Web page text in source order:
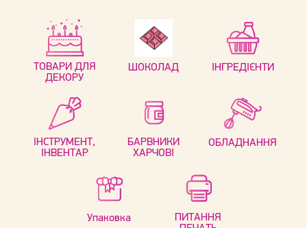
ТОВАРИ ДЛЯ
ДЕКОРУ
ШОКОЛАД ІНГРЕДІЄНТИ
ІНСТРУМЕНТ,
ІНВЕНТАР
БАРВНИКИ
ХАРЧОВІ
ОБЛАДНАННЯ
Упаковка
ПИТАННЯ